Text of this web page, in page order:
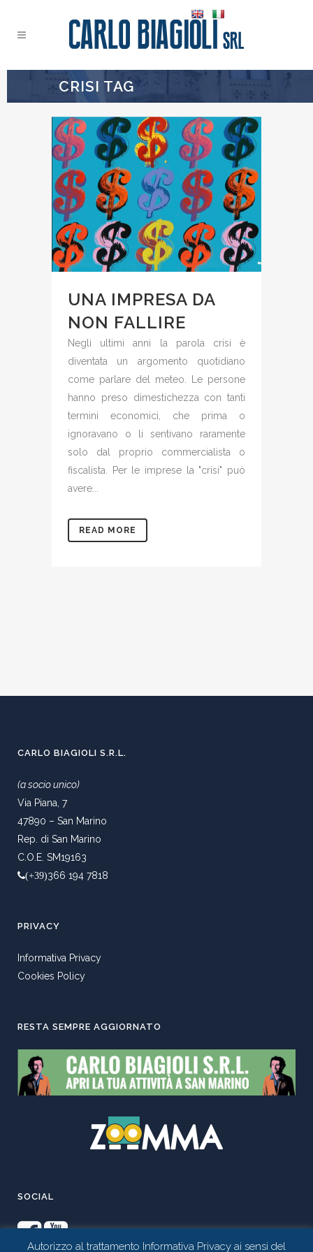
CRISI TAG
UNA IMPRESA DA
NON FALLIRE
Negli ultimi anni la parola crisi è
diventata un argomento quotidiano
come parlare del meteo. Le persone
hanno preso dimestichezza con tanti
termini economici, che prima o
ignoravano o li sentivano raramente
solo dal proprio commercialista o
fiscalista. Per le imprese la "crisi" può
avere...
READ MORE
CARLO BIAGIOLI S.R.L.
(a socio unico)
Via Piana, 7
47890 – San Marino
Rep. di San Marino
C.O.E. SM19163
(+39)366 194 7818
PRIVACY
Informativa Privacy
Cookies Policy
RESTA SEMPRE AGGIORNATO
SOCIAL
Autorizzo al trattamento Informativa Privacy ai sensi del